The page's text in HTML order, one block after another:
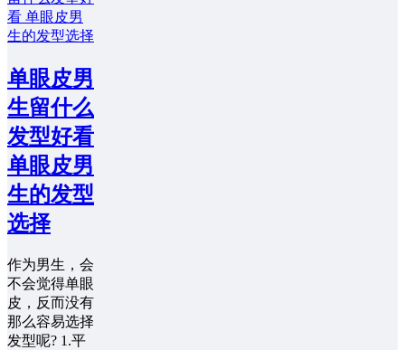
单眼皮男
生留什么
发型好看
单眼皮男
生的发型
选择
作为男生，会
不会觉得单眼
皮，反而没有
那么容易选择
发型呢? 1.平